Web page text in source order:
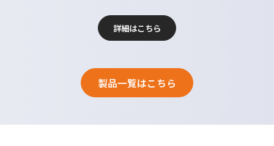
詳細はこちら
製品一覧はこちら